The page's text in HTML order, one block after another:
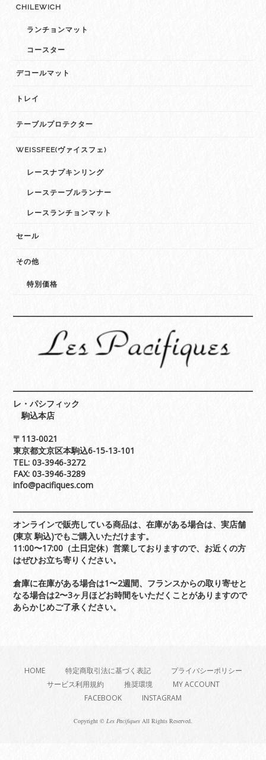
CHILEWICH
ランチョンマット
コースター
デコールマット
トレイ
テーブルプロテクター
WEISSFEE(ヴァイスフェ)
レースナプキンリング
レーステーブルランナー
レースランチョンマット
セール
その他
特別価格
レ・パシフィック
駒込本店
〒113-0021
東京都文京区本駒込6-15-13-101
TEL: 03-3946-3272
FAX: 03-3946-3289
info@pacifiques.com
オンラインで販売している商品は、在庫がある場合は、実店舗
(東京 駒込)でもご購入いただけます。
11:00〜17:00（土日定休）営業しておりますので、お近くの方
はぜひお立ち寄りください。
倉庫に在庫がある場合は1〜2週間、フランスからの取り寄せと
なる場合は2〜3ヶ月ほどお時間をいただくことがありますので
あらかじめご了承ください。
HOME 特定商取引法に基づく表記
プライバシーポリシー
サービス利用規約
推奨環境
MY ACCOUNT
FACEBOOK
INSTAGRAM
Copyright © Les Pacifiques All Rights Reserved.